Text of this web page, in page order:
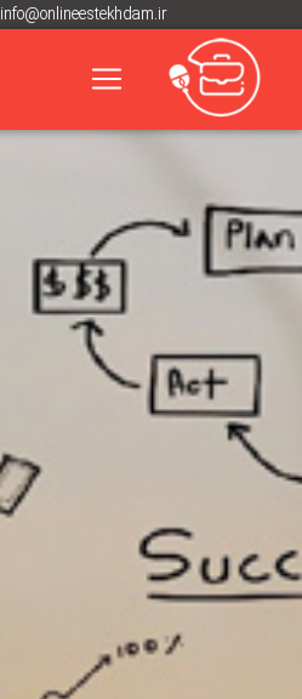
info@onlineestekhdam.ir
خانه
شغلی
برند
رزومه
ها
تماس
با